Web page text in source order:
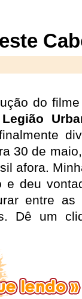
do
Legião
30 de
afora.
e deu
entre as
Dê um